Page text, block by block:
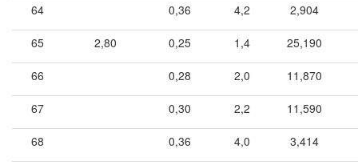
64 0,36 4,2 2,904
65 2,80 0,25 1,4 25,190
66 0,28 2,0 11,870
67 0,30 2,2 11,590
68 0,36 4,0 3,414